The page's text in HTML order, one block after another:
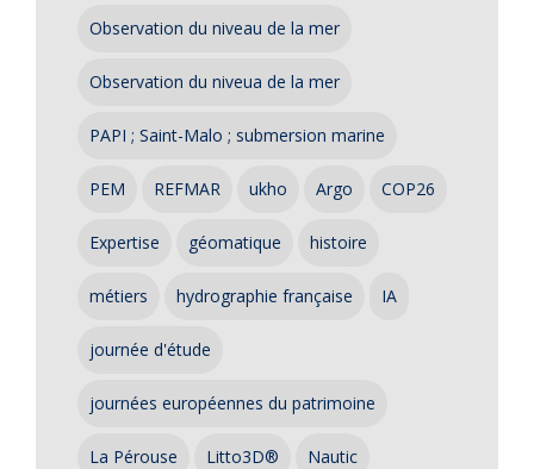
Observation du niveau de la mer
Observation du niveua de la mer
PAPI ; Saint-Malo ; submersion marine
PEM REFMAR ukho Argo COP26
Expertise géomatique histoire
métiers hydrographie française IA
journée d'étude
journées européennes du patrimoine
La Pérouse Litto3D® Nautic